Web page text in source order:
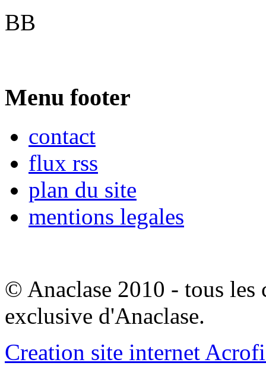
BB
Menu footer
contact
flux rss
plan du site
mentions legales
© Anaclase 2010 - tous les
exclusive d'Anaclase.
Creation site internet